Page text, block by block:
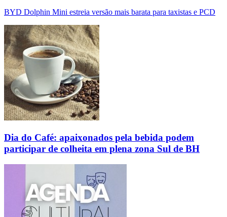
BYD Dolphin Mini estreia versão mais barata para taxistas e PCD
Dia do Café: apaixonados pela bebida podem
participar de colheita em plena zona Sul de BH